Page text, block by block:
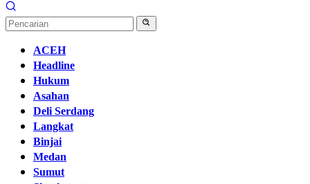
ACEH
Headline
Hukum
Asahan
Deli Serdang
Langkat
Binjai
Medan
Sumut